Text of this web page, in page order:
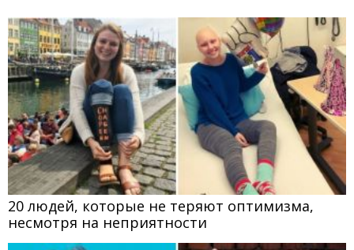
20 людей, которые не теряют оптимизма,
несмотря на неприятности